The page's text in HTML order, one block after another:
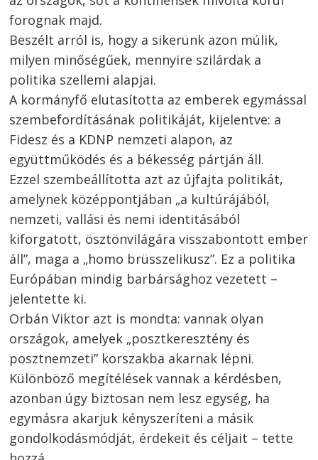
forognak majd.
Beszélt arról is, hogy a sikerünk azon múlik,
milyen minőségűek, mennyire szilárdak a
politika szellemi alapjai.
A kormányfő elutasította az emberek egymással
szembefordításának politikáját, kijelentve: a
Fidesz és a KDNP nemzeti alapon, az
együttműködés és a békesség pártján áll.
Ezzel szembeállította azt az újfajta politikát,
amelynek középpontjában „a kultúrájából,
nemzeti, vallási és nemi identitásából
kiforgatott, ösztönvilágára visszabontott ember
áll”, maga a „homo brüsszelikusz”. Ez a politika
Európában mindig barbársághoz vezetett –
jelentette ki.
Orbán Viktor azt is mondta: vannak olyan
országok, amelyek „posztkeresztény és
posztnemzeti” korszakba akarnak lépni.
Különböző megítélések vannak a kérdésben,
azonban úgy biztosan nem lesz egység, ha
egymásra akarjuk kényszeríteni a másik
gondolkodásmódját, érdekeit és céljait – tette